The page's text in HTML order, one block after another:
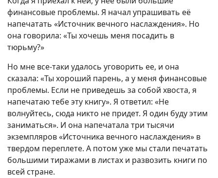
финансовые проблемы. Я начал упрашивать её
напечатать «Источник вечного наслаждения». Но
она говорила: «Ты хочешь меня посадить в
тюрьму?»
Но мне все-таки удалось уговорить ее, и она
сказала: «Ты хороший парень, а у меня финансовые
проблемы. Если не приведешь за собой хвоста, я
напечатаю тебе эту книгу». Я ответил: «Не
волнуйтесь, сюда никто не придет. Я один буду этим
заниматься». И она напечатала три тысячи
экземпляров «Источника вечного наслаждения» в
твердом переплете. А потом уже мы стали печатать
большими тиражами в листах и развозить книги по
всей стране.